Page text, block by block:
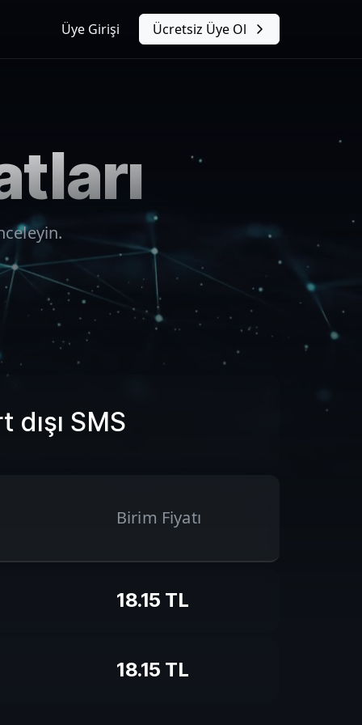
Üye Girişi Ücretsiz Üye Ol
dışı SMS
Birim Fiyatı
18.15 TL
18.15 TL